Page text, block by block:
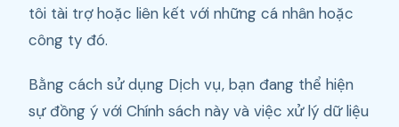
tôi tài trợ hoặc liên kết với những cá nhân hoặc
công ty đó.
Bằng cách sử dụng Dịch vụ, bạn đang thể hiện
sự đồng ý với Chính sách này và việc xử lý dữ liệu